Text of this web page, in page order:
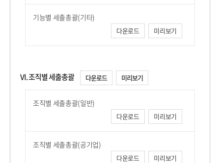
기능별 세출총괄(기타)
다운로드 미리보기
VI. 조직별 세출총괄 다운로드 미리보기
조직별 세출총괄(일반)
다운로드 미리보기
조직별 세출총괄(공기업)
다운로드 미리보기